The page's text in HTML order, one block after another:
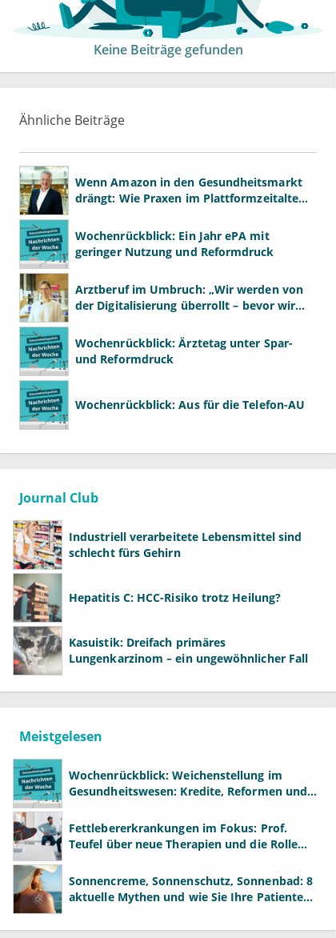
Keine Beiträge gefunden
Ähnliche Beiträge
Wenn Amazon in den Gesundheitsmarkt
drängt: Wie Praxen im Plattformzeitalter
Wochenrückblick: Ein Jahr ePA mit
geringer Nutzung und Reformdruck
Arztberuf im Umbruch: „Wir werden von
der Digitalisierung überrollt – bevor wir
Wochenrückblick: Ärztetag unter Spar-
und Reformdruck
Wochenrückblick: Aus für die Telefon-AU
Journal Club
Industriell verarbeitete Lebensmittel sind
schlecht fürs Gehirn
Hepatitis C: HCC-Risiko trotz Heilung?
Kasuistik: Dreifach primäres
Lungenkarzinom – ein ungewöhnlicher Fall
Meistgelesen
Wochenrückblick: Weichenstellung im
Gesundheitswesen: Kredite, Reformen und
Fettlebererkrankungen im Fokus: Prof.
Teufel über neue Therapien und die Rolle
Sonnencreme, Sonnenschutz, Sonnenbad: 8
aktuelle Mythen und wie Sie Ihre Patienten